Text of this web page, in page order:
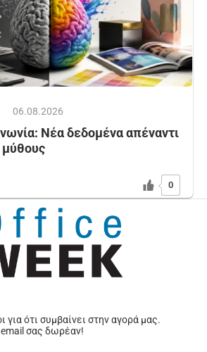
06.08.2026
Νέα δεδομένα απέναντι
μύθους
0
ότι συμβαίνει στην αγορά μας.
σας δωρέαν!